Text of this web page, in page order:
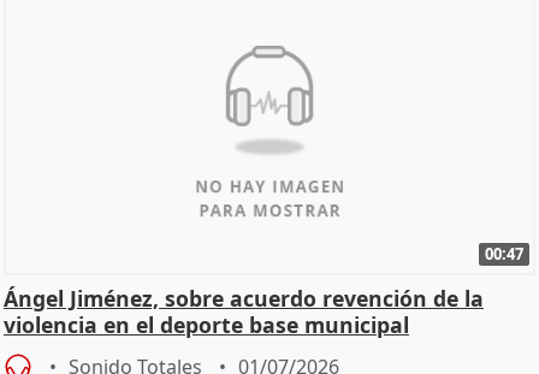
00:47
Ángel Jiménez, sobre acuerdo revención de la
violencia en el deporte base municipal
Sonido Totales 01/07/2026